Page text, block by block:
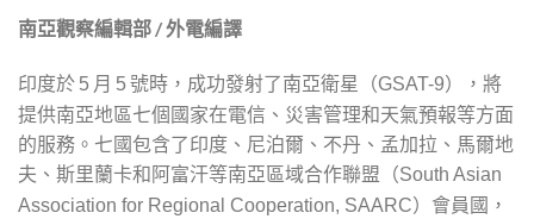
南亞觀察編輯部 / 外電編譯
印度於 5 月 5號時，成功發射了南亞衛星（GSAT-9），將
提供南亞地區七個國家在電信、災害管理和天氣預報等方面
的服務。七國包含了印度、尼泊爾、不丹、孟加拉、馬爾地
夫、斯里蘭卡和阿富汗等南亞區域合作聯盟（South Asian
Association for Regional Cooperation, SAARC）會員國，